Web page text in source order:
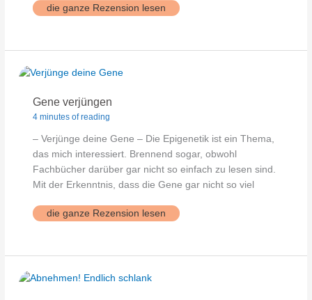
Hochbewusstsein
die ganze Rezension lesen
Gene verjüngen
4 minutes of reading
– Verjünge deine Gene – Die Epigenetik ist ein Thema,
das mich interessiert. Brennend sogar, obwohl
Fachbücher darüber gar nicht so einfach zu lesen sind.
Mit der Erkenntnis, dass die Gene gar nicht so viel
Gene
verjüngen
die ganze Rezension lesen